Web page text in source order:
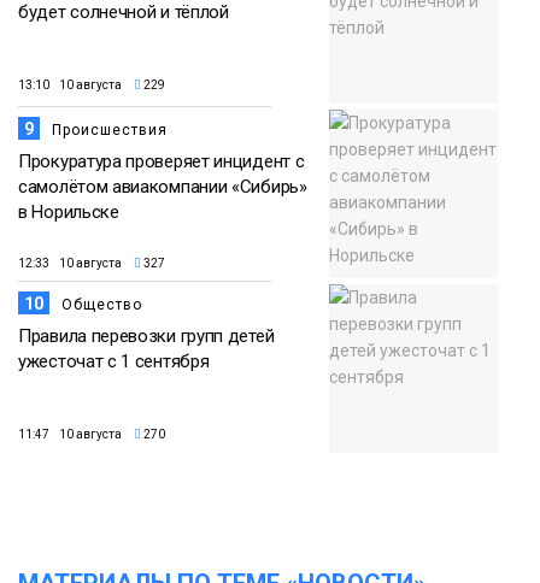
будет солнечной и тёплой
13:10 10 августа 229
9 Происшествия
Прокуратура проверяет инцидент с
самолётом авиакомпании «Сибирь»
в Норильске
12:33 10 августа 327
10 Общество
Правила перевозки групп детей
ужесточат с 1 сентября
11:47 10 августа 270